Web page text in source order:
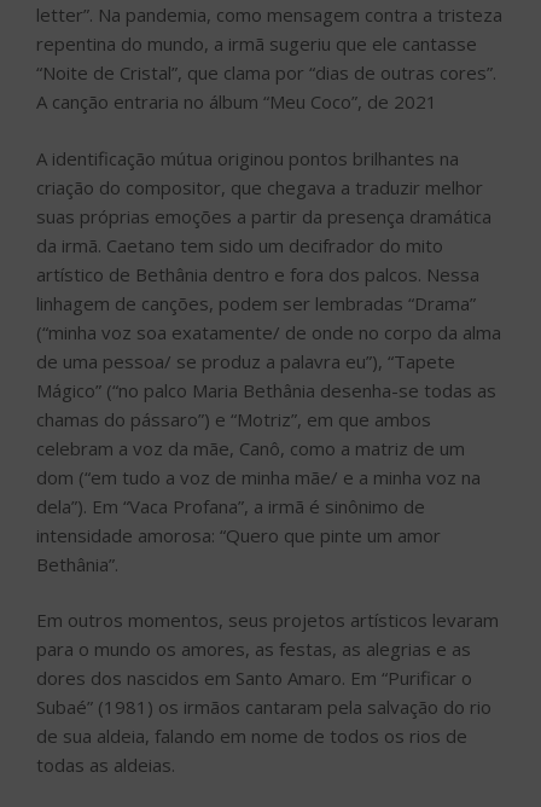
letter”. Na pandemia, como mensagem contra a tristeza
repentina do mundo, a irmã sugeriu que ele cantasse
“Noite de Cristal”, que clama por “dias de outras cores”.
A canção entraria no álbum “Meu Coco”, de 2021
A identificação mútua originou pontos brilhantes na
criação do compositor, que chegava a traduzir melhor
suas próprias emoções a partir da presença dramática
da irmã. Caetano tem sido um decifrador do mito
artístico de Bethânia dentro e fora dos palcos. Nessa
linhagem de canções, podem ser lembradas “Drama”
(“minha voz soa exatamente/ de onde no corpo da alma
de uma pessoa/ se produz a palavra eu”), “Tapete
Mágico” (“no palco Maria Bethânia desenha-se todas as
chamas do pássaro”) e “Motriz”, em que ambos
celebram a voz da mãe, Canô, como a matriz de um
dom (“em tudo a voz de minha mãe/ e a minha voz na
dela”). Em “Vaca Profana”, a irmã é sinônimo de
intensidade amorosa: “Quero que pinte um amor
Bethânia”.
Em outros momentos, seus projetos artísticos levaram
para o mundo os amores, as festas, as alegrias e as
dores dos nascidos em Santo Amaro. Em “Purificar o
Subaé” (1981) os irmãos cantaram pela salvação do rio
de sua aldeia, falando em nome de todos os rios de
todas as aldeias.